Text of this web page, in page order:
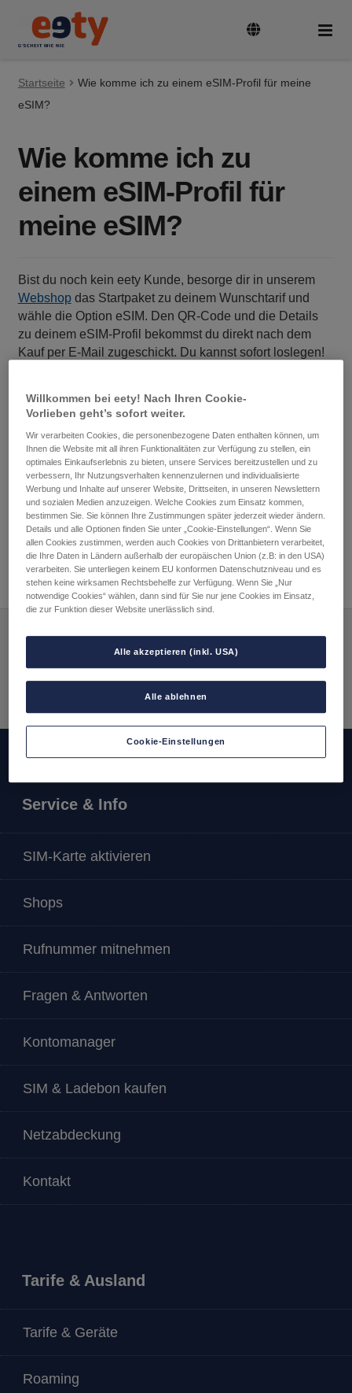
Zur
Navigation
Zum
Inhalt
Tarife & Geräte
SIM-Karte aktivieren und registrieren
Rufnummer mitnehmen
FAQ
Startseite
Wie komme ich zu einem eSIM-Profil für meine
eSIM?
Wie komme ich zu
einem eSIM-Profil für
meine eSIM?
Bist du noch kein eety Kunde, besorge dir in unserem
Webshopdas Startpaket zu deinem Wunschtarif und
wähle die Option eSIM. Den QR-Code und die Details
zu deinem eSIM-Profil bekommst du direkt nach dem
Kauf per E-Mail zugeschickt. Du kannst sofort loslegen!
Beitragsnavigation
Vorheriger
Beitrag:
Ich verwende bereits
eSIM mit eety und möchte
mein Gerät tauschen. Was
soll ich tun?
Nächster
Beitrag:
Kann ich das eety eSIM-
Profil mit jedem Gerät
verwenden?
Service & Info
SIM-Karte aktivieren
Shops
Rufnummer mitnehmen
Fragen & Antworten
Kontomanager
SIM & Ladebon kaufen
Netzabdeckung
Kontakt
Tarife & Ausland
Tarife & Geräte
Roaming
Willkommen bei eety! Nach Ihren Cookie-
Vorlieben geht’s sofort weiter.
Wir verarbeiten Cookies, die personenbezogene Daten enthalten können, um
Ihnen die Website mit all ihren Funktionalitäten zur Verfügung zu stellen, ein
optimales Einkaufserlebnis zu bieten, unsere Services bereitzustellen und zu
verbessern, Ihr Nutzungsverhalten kennenzulernen und individualisierte
Werbung und Inhalte auf unserer Website, Drittseiten, in unseren Newslettern
und sozialen Medien anzuzeigen. Welche Cookies zum Einsatz kommen,
bestimmen Sie. Sie können Ihre Zustimmungen später jederzeit wieder ändern.
Details und alle Optionen finden Sie unter „Cookie-Einstellungen“. Wenn Sie
allen Cookies zustimmen, werden auch Cookies von Drittanbietern verarbeitet,
die Ihre Daten in Ländern außerhalb der europäischen Union (z.B: in den USA)
verarbeiten. Sie unterliegen keinem EU konformen Datenschutzniveau und es
stehen keine wirksamen Rechtsbehelfe zur Verfügung. Wenn Sie „Nur
notwendige Cookies“ wählen, dann sind für Sie nur jene Cookies im Einsatz,
die zur Funktion dieser Website unerlässlich sind.
Alle ablehnen
Alle akzeptieren (inkl. USA)
Cookie-Einstellungen